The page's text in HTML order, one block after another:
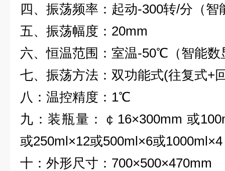
四、振荡频率：起动-300转/分（智
五、振荡幅度：20mm
六、恒温范围：室温-50℃（智能数
七、振荡方法：双功能式(往复式+
八：温控精度：1℃
九：装瓶量：
￠16×300mm 或
或250ml×12或500ml×6或1000ml×4
十：外形尺寸：700×500×470mm